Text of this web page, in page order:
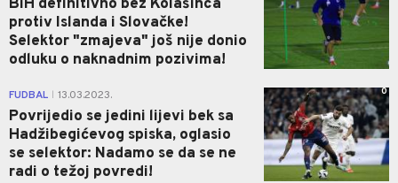
BiH definitivno bez Kolašinca
protiv Islanda i Slovačke!
Selektor "zmajeva" još nije donio
odluku o naknadnim pozivima!
FUDBAL 13.03.2023.
Povrijedio se jedini lijevi bek sa
Hadžibegićevog spiska, oglasio
se selektor: Nadamo se da se ne
radi o težoj povredi!
0